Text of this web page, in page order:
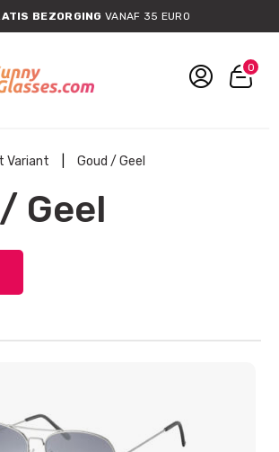
BEZORGING VANAF 35 EURO
0
Variant Goud / Geel
Geel